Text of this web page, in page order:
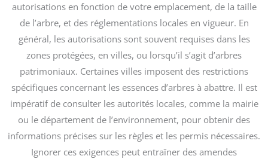
autorisations en fonction de votre emplacement, de la taille
de l’arbre, et des réglementations locales en vigueur. En
général, les autorisations sont souvent requises dans les
zones protégées, en villes, ou lorsqu’il s’agit d’arbres
patrimoniaux. Certaines villes imposent des restrictions
spécifiques concernant les essences d’arbres à abattre. Il est
impératif de consulter les autorités locales, comme la mairie
ou le département de l’environnement, pour obtenir des
informations précises sur les règles et les permis nécessaires.
Ignorer ces exigences peut entraîner des amendes